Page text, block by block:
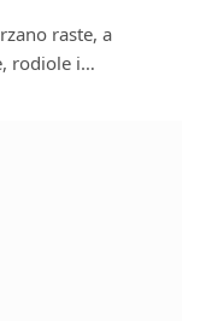
raste, a
rodiole i…